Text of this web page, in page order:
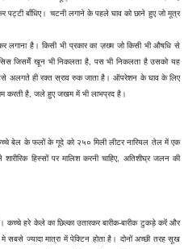
बाँधिए। चटनी लगाने के पहले घाव को छाने हुए जो मूत्र
लगाना है। किसी भी प्रकार का ज़ख्म जो किसी भी औषधि से
जिसमेँ खून भी निकलता है, पस भी निकलता है उसको यह
अलगते ही रक्त स्राव रुक जाता है। ऑपरेशन के घाव के लिए
करती है, जले हुए जखम में भी लाभप्रद है।
बेल के फलों के गूदे को २५० मिली लीटर नारियल तेल में एक
हिस्सों पर मालिश करनी चाहिए, अतिशीघ्र जलन की
हरे केले का छिल्का उतारकर बारीक-बारीक टुकड़े करें और
ज्यादा मात्रा में पेक्टिन होता है। दोनों अच्छी तरह सूख